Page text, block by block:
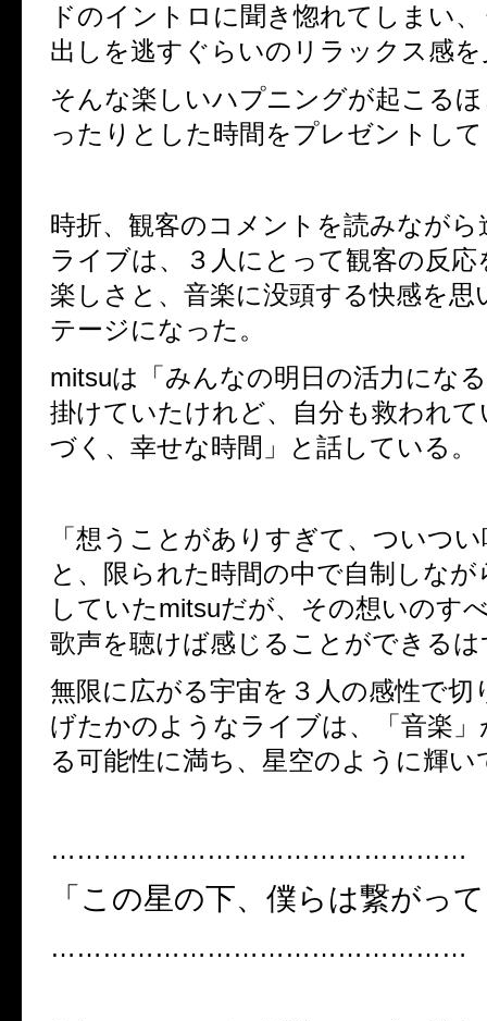
ドのイントロに聞き惚れてしまい
出しを逃すぐらいのリラックス感
そんな楽しいハプニングが起こる
ったりとした時間をプレゼントし
時折、観客のコメントを読みながら
ライブは、３人にとって観客の反
楽しさと、音楽に没頭する快感を思
テージになった。
mitsuは「みんなの明日の活力にな
掛けていたけれど、自分も救われ
づく、幸せな時間」と話している。
「想うことがありすぎて、ついつ
と、限られた時間の中で自制しなが
していたmitsuだが、その想いのす
歌声を聴けば感じることができる
無限に広がる宇宙を３人の感性で切
げたかのようなライブは、「音楽
る可能性に満ち、星空のように輝い
…………………………………………
「この星の下、僕らは繋がっ
…………………………………………